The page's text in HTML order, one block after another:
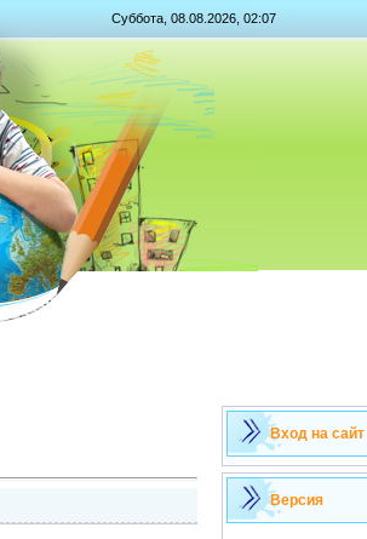
Суббота, 08.08.2026, 02:07
Вход на сайт
Версия